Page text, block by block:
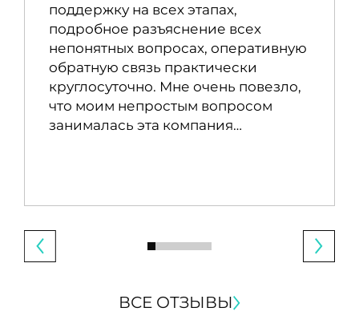
поддержку на всех этапах,
подробное разъяснение всех
непонятных вопросах, оперативную
обратную связь практически
круглосуточно. Мне очень повезло,
что моим непростым вопросом
занималась эта компания…
ВСЕ ОТЗЫВЫ